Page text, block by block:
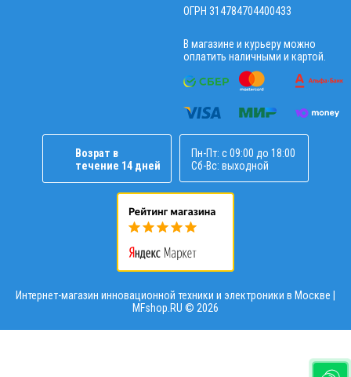
ОГРН 314784704400433
В магазине и курьеру можно
оплатить наличными и картой.
Возрат в
течение 14 дней
Пн-Пт: с 09:00 до 18:00
Сб-Вс: выходной
Интернет-магазин инновационной техники и электроники в Москве |
MFshop.RU © 2026